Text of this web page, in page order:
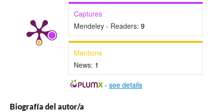
Captures
Mendeley - Readers: 9
Mentions
News: 1
- see details
Biografía del autor/a